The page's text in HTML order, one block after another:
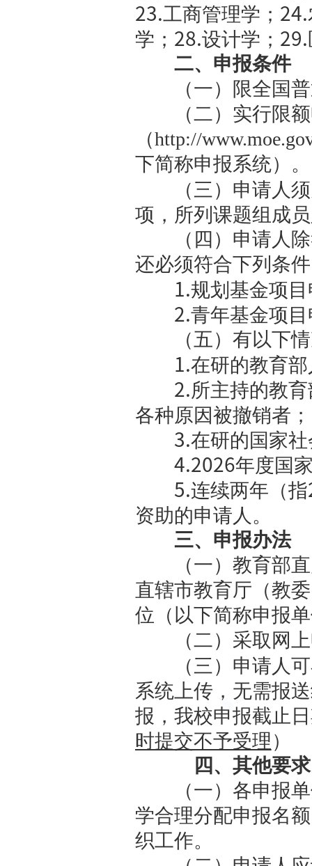
青年基金
体系研究
区高校人
项目。
项目经
〔2021〕
事求是按
！！！
https://
算部分，间
费4万元；
（三）
申报范
学；5.哲
学； 12.
新闻传播
23.工商管
学；28.设
二、
（一）限
（二）实
（http://
下简称申
（三）申
项，所列